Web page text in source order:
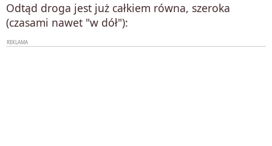
Odtąd droga jest już całkiem równa, szeroka
(czasami nawet "w dół"):